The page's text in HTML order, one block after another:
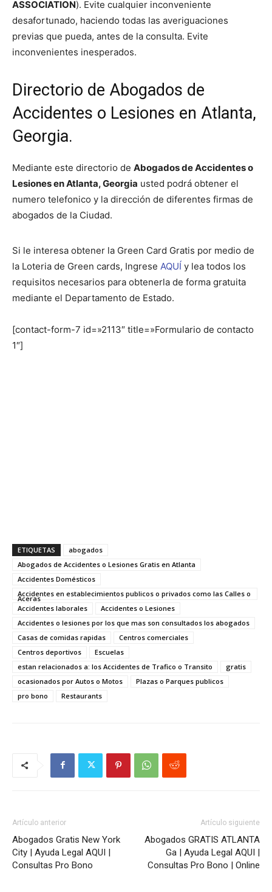
ASSOCIATION). Evite cualquier inconveniente
desafortunado, haciendo todas las averiguaciones
previas que pueda, antes de la consulta. Evite
inconvenientes inesperados.
Directorio de Abogados de
Accidentes o Lesiones en Atlanta,
Georgia.
Mediante este directorio de Abogados deAccidentes o
Lesiones en Atlanta, Georgia usted podrá obtener el
numero telefonico y la dirección de diferentes firmas de
abogados de la Ciudad.
Si le interesa obtener la Green Card Gratis por medio de
la Loteria de Green cards, Ingrese AQUÍ y lea todos los
requisitos necesarios para obtenerla de forma gratuita
mediante el Departamento de Estado.
[contact-form-7 id=»2113″ title=»Formulario de contacto
1″]
ETIQUETAS
abogados
Abogados de Accidentes o Lesiones Gratis en Atlanta
Accidentes Domésticos
Accidentes en establecimientos publicos o privados como las Calles o
Aceras
Accidentes laborales
Accidentes o Lesiones
Accidentes o lesiones por los que mas son consultados los abogados
Casas de comidas rapidas
Centros comerciales
Centros deportivos
Escuelas
estan relacionados a: los Accidentes de Trafico o Transito
gratis
ocasionados por Autos o Motos
Plazas o Parques publicos
pro bono
Restaurants
Artículo anterior
Abogados Gratis New York
City | Ayuda Legal AQUI |
Consultas Pro Bono
Artículo siguiente
Abogados GRATIS ATLANTA
Ga | Ayuda Legal AQUI |
Consultas Pro Bono | Online